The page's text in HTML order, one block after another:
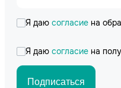
Я даю согласие на
Я даю согласие на
Подписаться